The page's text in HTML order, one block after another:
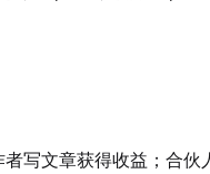
写文章获得收益；合伙